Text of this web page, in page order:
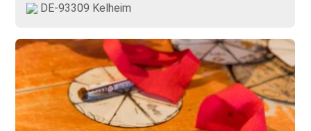
DE-93309 Kelheim